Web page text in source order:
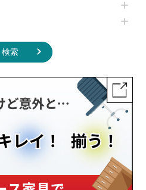
検索